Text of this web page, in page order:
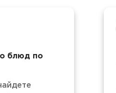
блюд по